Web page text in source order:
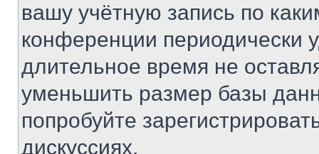
вашу учётную запись по
конференции периодически
длительное время не
уменьшить размер базы
попробуйте
дискуссиях.